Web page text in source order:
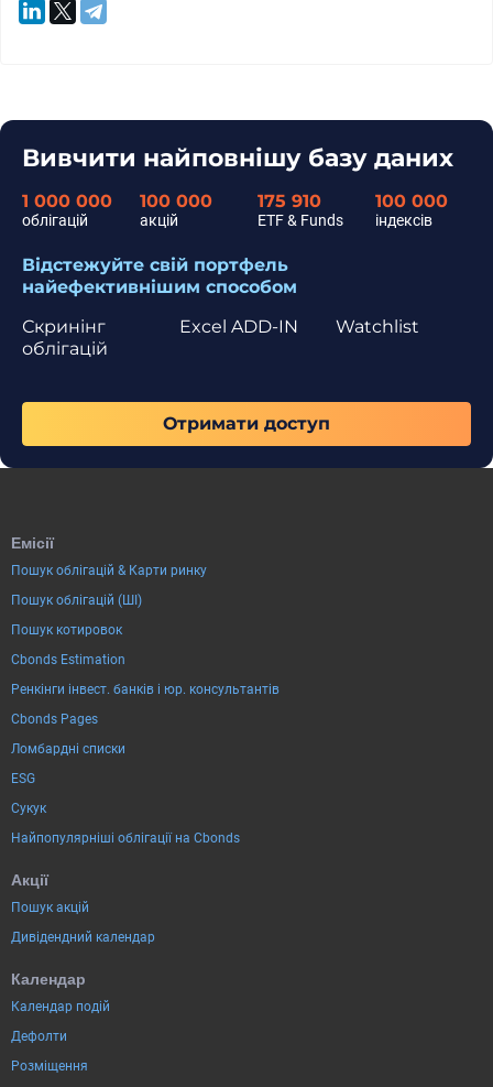
Вивчити найповнішу базу даних
1 000 000
облігацій
100 000
акцій
175 910
ETF & Funds
100 000
індексів
Відстежуйте свій портфель
найефективнішим способом
Скринінг
облігацій
Watchlist
Excel ADD-IN
Отримати доступ
Емісії
Пошук облігацій & Карти ринку
Пошук облігацій (ШІ)
Пошук котировок
Cbonds Estimation
Ренкінги інвест. банків і юр. консультантів
Cbonds Pages
Ломбардні списки
ESG
Сукук
Найпопулярніші облігації на Cbonds
Акції
Пошук акцій
Дивідендний календар
Календар
Календар подій
Дефолти
Розміщення